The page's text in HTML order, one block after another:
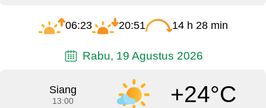
06:23 20:51 14 h 28 min
Rabu, 19 Agustus 2026
Siang
13:00 +24°C